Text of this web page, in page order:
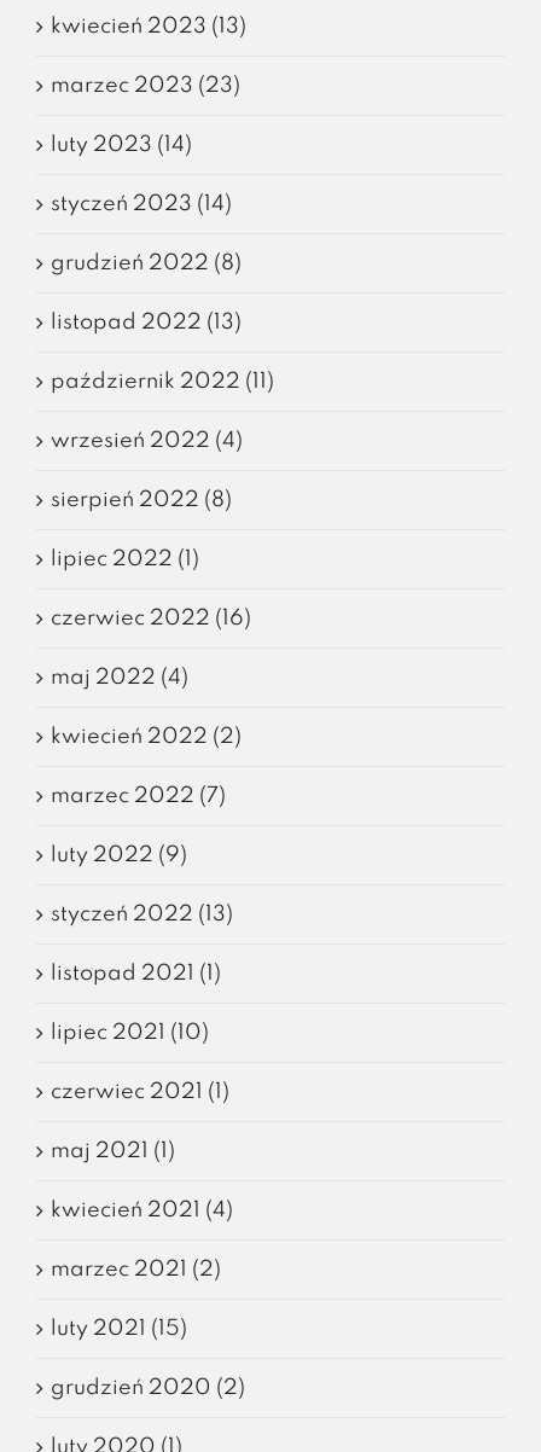
kwiecień 2023 (13)
marzec 2023 (23)
luty 2023 (14)
styczeń 2023 (14)
grudzień 2022 (8)
listopad 2022 (13)
październik 2022 (11)
wrzesień 2022 (4)
sierpień 2022 (8)
lipiec 2022 (1)
czerwiec 2022 (16)
maj 2022 (4)
kwiecień 2022 (2)
marzec 2022 (7)
luty 2022 (9)
styczeń 2022 (13)
listopad 2021 (1)
lipiec 2021 (10)
czerwiec 2021 (1)
maj 2021 (1)
kwiecień 2021 (4)
marzec 2021 (2)
luty 2021 (15)
grudzień 2020 (2)
luty 2020 (1)